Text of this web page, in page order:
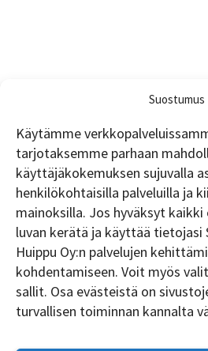
Suostumus
Käytämme
tarjotaksemme parhaan
käyttäjäkokemuksen sujuvalla
henkilökohtaisilla palveluilla ja
mainoksilla. Jos hyväksyt
luvan kerätä ja käyttää tietojasi
Huippu Oy:n palvelujen
kohdentamiseen. Voit myös
sallit. Osa evästeistä on
turvallisen toiminnan kannalta
TILAA UUTISKIRJE